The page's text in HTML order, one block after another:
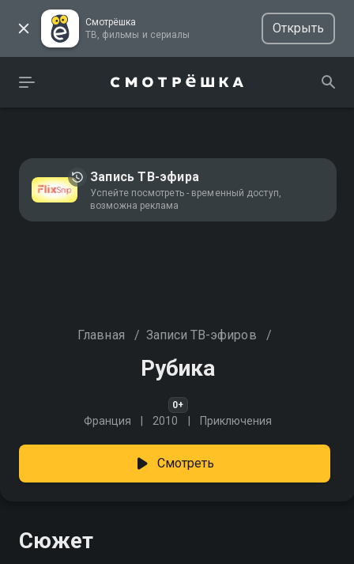
Смотрёшка
ТВ, фильмы и сериалы
Открыть
Запись ТВ-эфира
Успейте посмотреть - временный доступ,
возможна реклама
Главная / Записи ТВ-эфиров /
Рубика
0+
Франция 2010 Приключения
Смотреть
Сюжет